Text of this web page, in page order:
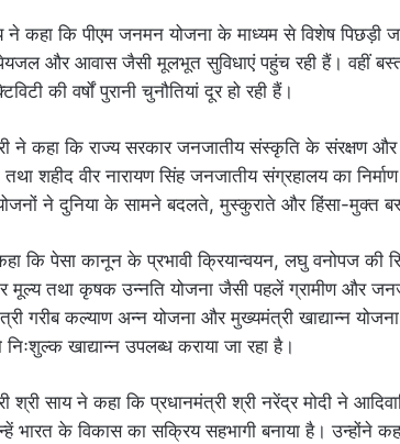
ने कहा कि पीएम जनमन योजना के माध्यम से विशेष पिछड़ी
और आवास जैसी मूलभूत सुविधाएं पहुंच रही हैं। वहीं
की वर्षों पुरानी चुनौतियां दूर हो रही हैं।
ने कहा कि राज्य सरकार जनजातीय संस्कृति के संरक्षण और
तथा शहीद वीर नारायण सिंह जनजातीय संग्रहालय का
ने दुनिया के सामने बदलते, मुस्कुराते और हिंसा-मुक्त
कि पेसा कानून के प्रभावी क्रियान्वयन, लघु वनोपज की
मूल्य तथा कृषक उन्नति योजना जैसी पहलें ग्रामीण और
गरीब कल्याण अन्न योजना और मुख्यमंत्री खाद्यान्न
निःशुल्क खाद्यान्न उपलब्ध कराया जा रहा है।
श्री साय ने कहा कि प्रधानमंत्री श्री नरेंद्र मोदी ने
भारत के विकास का सक्रिय सहभागी बनाया है। उन्होंने